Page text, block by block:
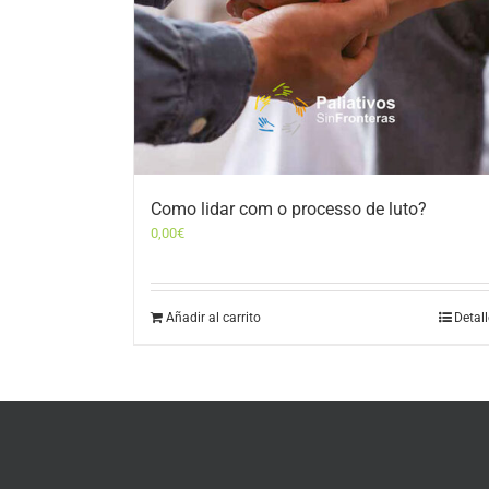
Como lidar com o processo de luto?
0,00€
Añadir al carrito